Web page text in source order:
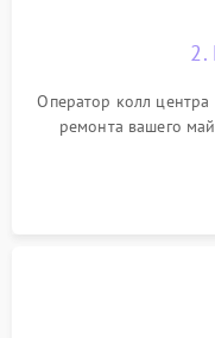
2.
Оператор колл центра
ремонта вашего